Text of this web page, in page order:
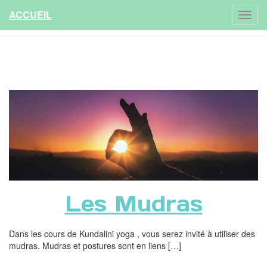
ACCUEIL
Les Mudras
Dans les cours de Kundalini yoga , vous serez invité à utiliser des
mudras. Mudras et postures sont en liens […]